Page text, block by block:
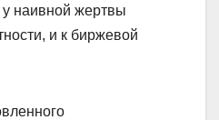
у наивной жертвы
и к биржевой